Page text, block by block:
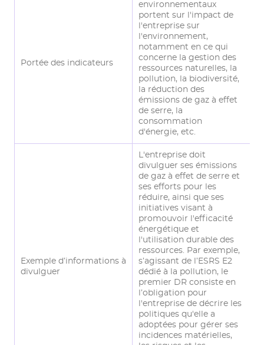
Portée des indicateurs
environnementaux
portent sur l'impact de
l'entreprise sur
l'environnement,
notamment en ce qui
concerne la gestion des
ressources naturelles, la
pollution, la biodiversité,
la réduction des
émissions de gaz à effet
de serre, la
consommation
d'énergie, etc.
Exemple d’informations à
divulguer
L'entreprise doit
divulguer ses émissions
de gaz à effet de serre et
ses efforts pour les
réduire, ainsi que ses
initiatives visant à
promouvoir l'efficacité
énergétique et
l'utilisation durable des
ressources. Par exemple,
s’agissant de l’ESRS E2
dédié à la pollution, le
premier DR consiste en
l’obligation pour
l'entreprise de décrire les
politiques qu'elle a
adoptées pour gérer ses
incidences matérielles,